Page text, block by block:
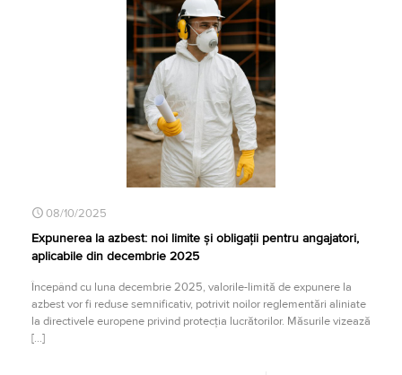
08/10/2025
Expunerea la azbest: noi limite și obligații pentru angajatori,
aplicabile din decembrie 2025
Începând cu luna decembrie 2025, valorile-limită de expunere la
azbest vor fi reduse semnificativ, potrivit noilor reglementări aliniate
la directivele europene privind protecția lucrătorilor. Măsurile vizează
[…]